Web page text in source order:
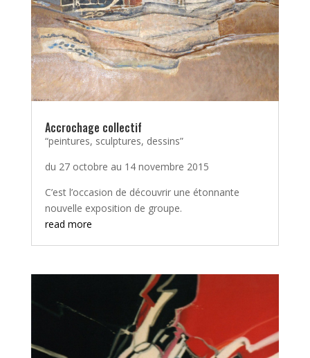
Accrochage collectif
“peintures, sculptures, dessins”
du 27 octobre au 14 novembre 2015
C’est l’occasion de découvrir une étonnante
nouvelle exposition de groupe.
read more